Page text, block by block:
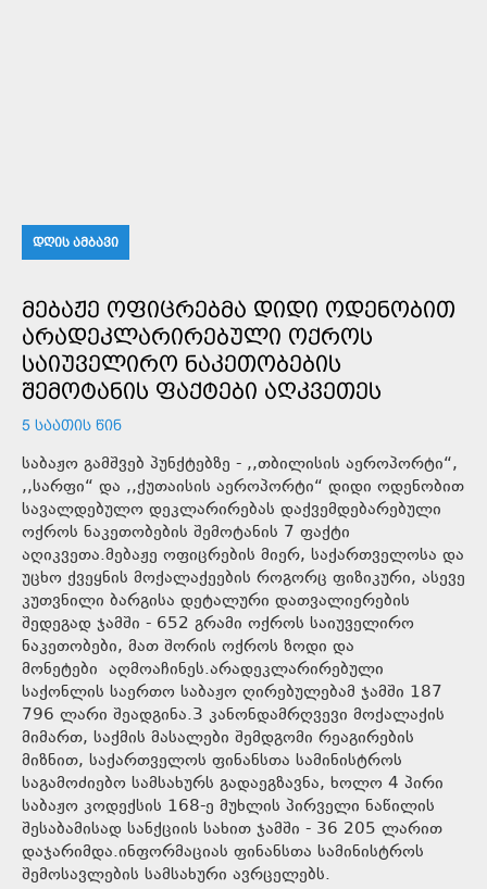
ᲓᲦᲘᲡ ᲐᲛᲑᲐᲕᲘ
ᲛᲔᲑᲐᲟᲔ ᲝᲤᲘᲪᲠᲔᲑᲛᲐ ᲓᲘᲓᲘ ᲝᲓᲔᲜᲝᲑᲘᲗ
ᲐᲠᲐᲓᲔᲙᲚᲐᲠᲘᲠᲔᲑᲣᲚᲘ ᲝᲥᲠᲝᲡ
ᲡᲐᲘᲣᲕᲔᲚᲘᲠᲝ ᲜᲐᲙᲔᲗᲝᲑᲔᲑᲘᲡ
ᲨᲔᲛᲝᲢᲐᲜᲘᲡ ᲤᲐᲥᲢᲔᲑᲘ ᲐᲦᲙᲕᲔᲗᲔᲡ
5 ᲡᲐᲐᲗᲘᲡ ᲬᲘᲜ
საბაჟო გამშვებ პუნქტებზე - ,,თბილისის აეროპორტი“,
,,სარფი“ და ,,ქუთაისის აეროპორტი“ დიდი ოდენობით
სავალდებულო დეკლარირებას დაქვემდებარებული
ოქროს ნაკეთობების შემოტანის 7 ფაქტი
აღიკვეთა.მებაჟე ოფიცრების მიერ, საქართველოსა და
უცხო ქვეყნის მოქალაქეების როგორც ფიზიკური, ასევე
კუთვნილი ბარგისა დეტალური დათვალიერების
შედეგად ჯამში - 652 გრამი ოქროს საიუველირო
ნაკეთობები, მათ შორის ოქროს ზოდი და
მონეტები აღმოაჩინეს.არადეკლარირებული
საქონლის საერთო საბაჟო ღირებულებამ ჯამში 187
796 ლარი შეადგინა.3 კანონდამრღვევი მოქალაქის
მიმართ, საქმის მასალები შემდგომი რეაგირების
მიზნით, საქართველოს ფინანსთა სამინისტროს
საგამოძიებო სამსახურს გადაეგზავნა, ხოლო 4 პირი
საბაჟო კოდექსის 168-ე მუხლის პირველი ნაწილის
შესაბამისად სანქციის სახით ჯამში - 36 205 ლარით
დაჯარიმდა.ინფორმაციას ფინანსთა სამინისტროს
შემოსავლების სამსახური ავრცელებს.